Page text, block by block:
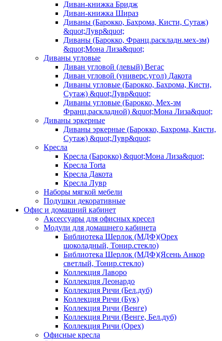
Диван-книжка Бридж
Диван-книжка Шираз
Диваны (Барокко, Бахрома, Кисти, Сутаж)
&quot;Лувр&quot;
Диваны (Барокко, Франц.раскладн.мех-зм)
&quot;Мона Лиза&quot;
Диваны угловые
Диван угловой (левый) Вегас
Диван угловой (универс.угол) Дакота
Диваны угловые (Барокко, Бахрома, Кисти,
Сутаж) &quot;Лувр&quot;
Диваны угловые (Барокко, Мех-зм
Франц.раскладной) &quot;Мона Лиза&quot;
Диваны эркерные
Диваны эркерные (Барокко, Бахрома, Кисти,
Сутаж) &quot;Лувр&quot;
Кресла
Кресла (Барокко) &quot;Мона Лиза&quot;
Кресла Torta
Кресла Дакота
Кресла Лувр
Наборы мягкой мебели
Подушки декоративные
Офис и домашний кабинет
Аксессуары для офисных кресел
Модули для домашнего кабинета
Библиотека Шерлок (МДФ)(Орех
шоколадный, Тонир.стекло)
Библиотека Шерлок (МДФ)(Ясень Анкор
светлый, Тонир.стекло)
Коллекция Лаворо
Коллекция Леонардо
Коллекция Ричи (Бел.дуб)
Коллекция Ричи (Бук)
Коллекция Ричи (Венге)
Коллекция Ричи (Венге, Бел.дуб)
Коллекция Ричи (Орех)
Офисные кресла